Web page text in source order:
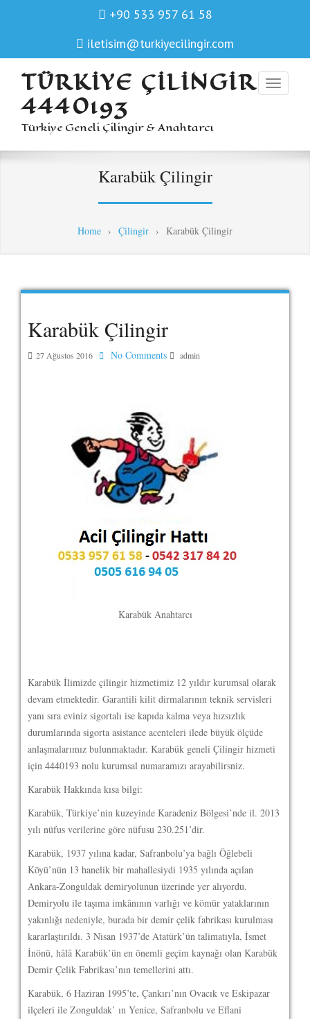
+90 533 957 61 58
iletisim@turkiyecilingir.com
TÜRKIYE ÇILINGIR
4440193
Türkiye Geneli Çilingir & Anahtarcı
Karabük Çilingir
Home › Çilingir › Karabük Çilingir
Karabük Çilingir
27 Ağustos 2016 No Comments admin
Karabük Anahtarcı
Karabük İlimizde çilingir hizmetimiz 12 yıldır kurumsal olarak
devam etmektedir. Garantili kilit dirmalarının teknik servisleri
yanı sıra eviniz sigortalı ise kapıda kalma veya hızsızlık
durumlarında sigorta asistance acenteleri ilede büyük ölçüde
anlaşmalarımız bulunmaktadır. Karabük geneli Çilingir hizmeti
için 4440193 nolu kurumsal numaramızı arayabilirsniz.
Karabük Hakkında kısa bilgi:
Karabük, Türkiye’nin kuzeyinde Karadeniz Bölgesi’nde il. 2013
yılı nüfus verilerine göre nüfusu 230.251’dir.
Karabük, 1937 yılına kadar, Safranbolu’ya bağlı Öğlebeli
Köyü’nün 13 hanelik bir mahallesiydi 1935 yılında açılan
Ankara-Zonguldak demiryolunun üzerinde yer alıyordu.
Demiryolu ile taşıma imkânının varlığı ve kömür yataklarının
yakınlığı nedeniyle, burada bir demir çelik fabrikası kurulması
kararlaştırıldı. 3 Nisan 1937’de Atatürk’ün talimatıyla, İsmet
İnönü, hâlâ Karabük’ün en önemli geçim kaynağı olan Karabük
Demir Çelik Fabrikası’nın temellerini attı.
Karabük, 6 Haziran 1995’te, Çankırı’nın Ovacık ve Eskipazar
ilçeleri ile Zonguldak’ ın Yenice, Safranbolu ve Eflani